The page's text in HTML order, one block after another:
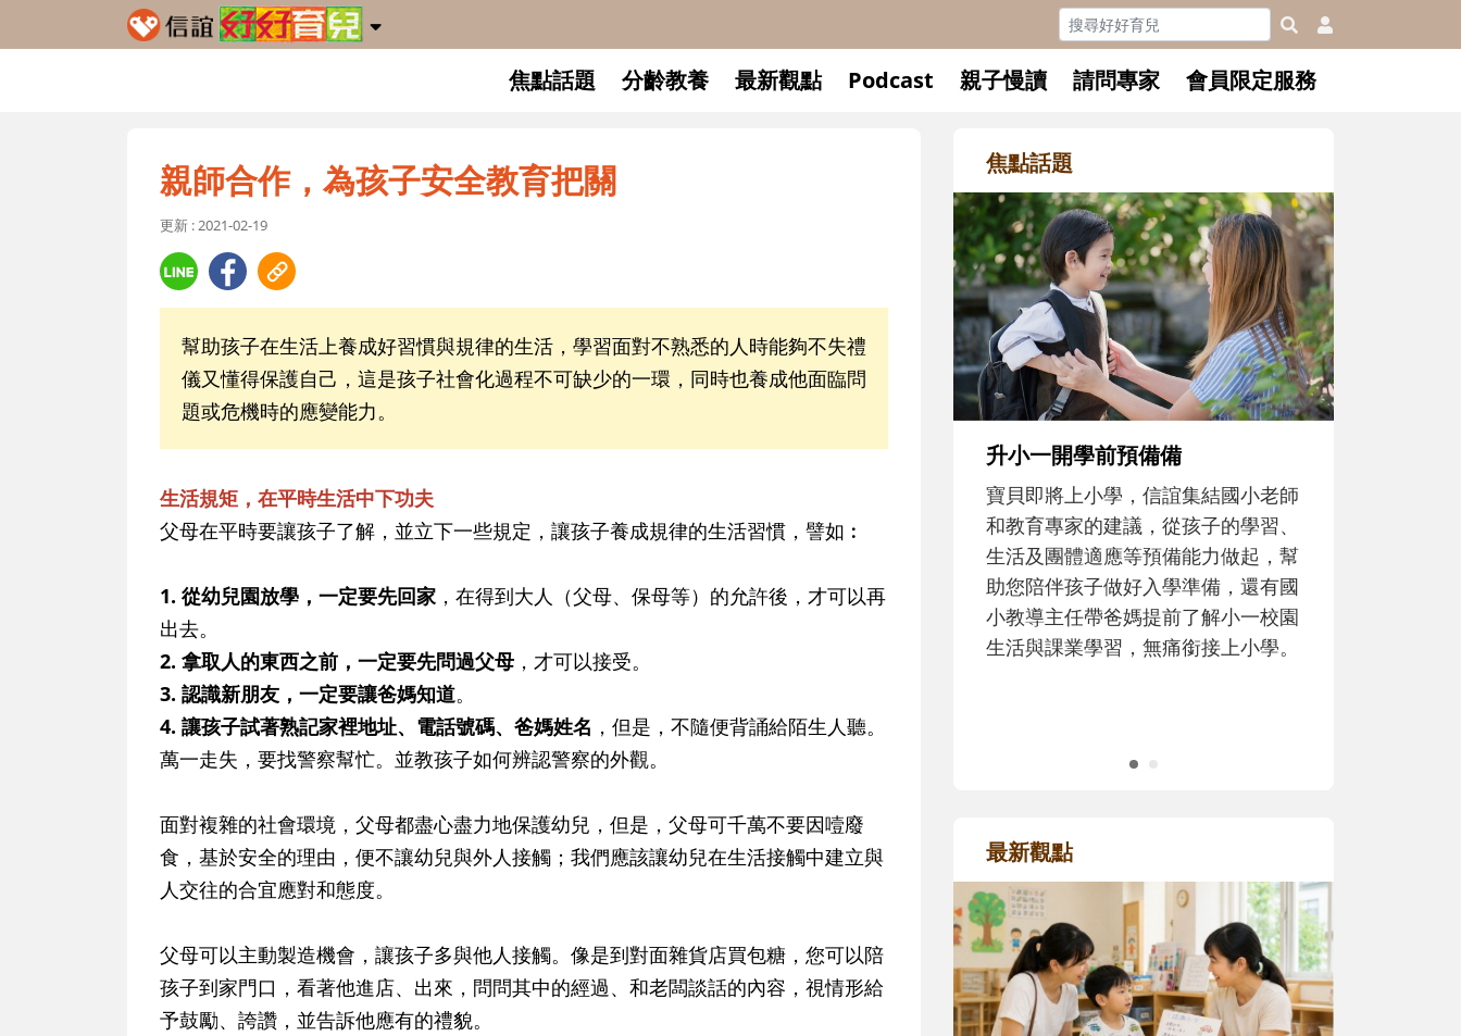
焦點話題 分齡教養 最新觀點 Podcast 親子慢讀 請問專家 會員限定服務
親師合作，為孩子安全教育把關
更新 : 2021-02-19
幫助孩子在生活上養成好習慣與規律的生活，學習面對不熟悉的人時能夠不失禮
儀又懂得保護自己，這是孩子社會化過程不可缺少的一環，同時也養成他面臨問
題或危機時的應變能力。
生活規矩，在平時生活中下功夫
父母在平時要讓孩子了解，並立下一些規定，讓孩子養成規律的生活習慣，譬如︰
1. 從幼兒園放學，一定要先回家 ，在得到大人（父母、保母等）的允許後，才可以再
出去。
2. 拿取人的東西之前，一定要先問過父母 ，才可以接受。
3. 認識新朋友，一定要讓爸媽知道。
4. 讓孩子試著熟記家裡地址、電話號碼、爸媽姓名 ，但是，不隨便背誦給陌生人聽。
萬一走失，要找警察幫忙。並教孩子如何辨認警察的外觀。
面對複雜的社會環境，父母都盡心盡力地保護幼兒，但是，父母可千萬不要因噎廢
食，基於安全的理由，便不讓幼兒與外人接觸；我們應該讓幼兒在生活接觸中建立與
人交往的合宜應對和態度。
父母可以主動製造機會，讓孩子多與他人接觸。像是到對面雜貨店買包糖，您可以陪
孩子到家門口，看著他進店、出來，問問其中的經過、和老闆談話的內容，視情形給
予鼓勵、誇讚，並告訴他應有的禮貌。
焦點話題
升小一開學前預備備
和教育專家的建議，從孩子的學習、
助您陪伴孩子做好入學準備，還有國
生活與課業學習，無痛銜接上小學。
和孩子一起長大的那個男人│讀
懂父親的不同模樣
沒有人天生就擅長當爸爸！男人總是
在一次次「前所未有」的體驗中，跟
著孩子一起長大。從給予安全感的肢
體遊戲，到獨立自主、角色認同及解
決問題的能力養成。爸爸正嘗試用不
同的模樣，參與孩子每個重要的成長
歷程。
最新觀點